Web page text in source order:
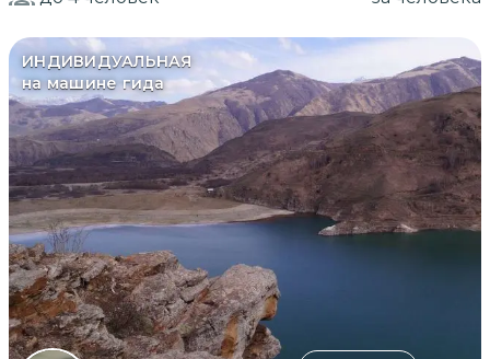
ИНДИВИДУАЛЬНАЯ
на машине гида